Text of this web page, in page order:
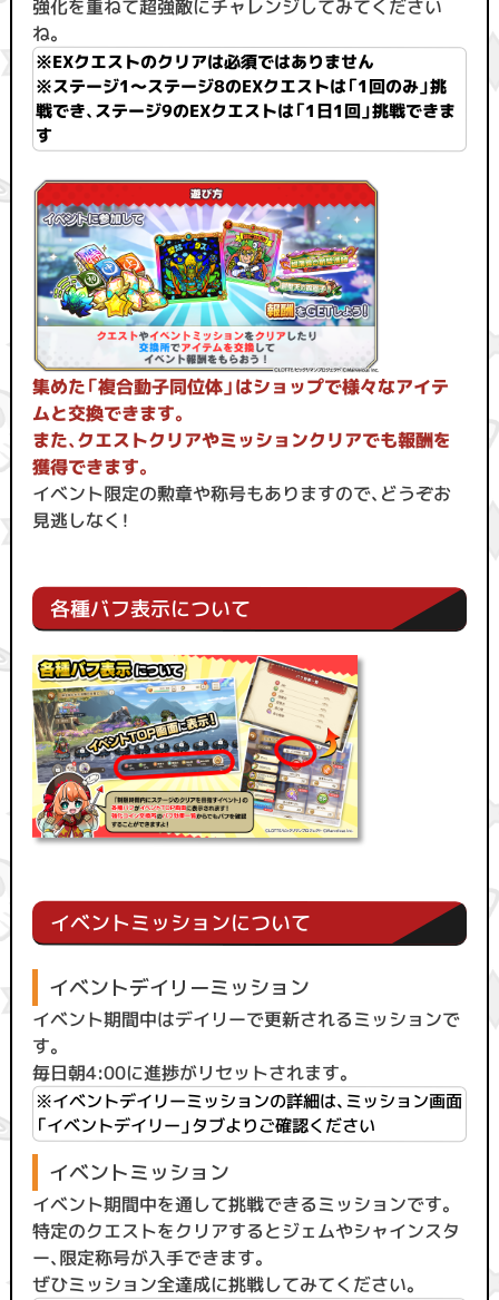
強化を重ねて超強敵にチャレンジしてみてください
ね。
※EXクエストのクリアは必須ではありません
※ステージ1〜ステージ8のEXクエストは「1回のみ」挑
戦でき、ステージ9のEXクエストは「1日1回」挑戦できま
す
集めた「複合動子同位体」はショップで様々なアイテ
ムと交換できます。
また、クエストクリアやミッションクリアでも報酬を
獲得できます。
イベント限定の勲章や称号もありますので、どうぞお
見逃しなく！
各種バフ表示について
イベントミッションについて
イベントデイリーミッション
イベント期間中はデイリーで更新されるミッションで
す。
毎日朝4:00に進捗がリセットされます。
※イベントデイリーミッションの詳細は、ミッション画面
「イベントデイリー」タブよりご確認ください
イベントミッション
イベント期間中を通して挑戦できるミッションです。
特定のクエストをクリアするとジェムやシャインスタ
ー、限定称号が入手できます。
ぜひミッション全達成に挑戦してみてください。